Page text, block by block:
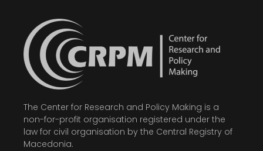
The Center for Research and Policy Making is a
non-for-profit organisation registered under the
law for civil organisation by the Central Registry of
Macedonia.